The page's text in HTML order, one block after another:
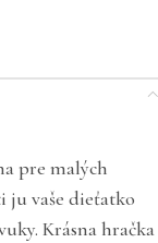
pre malých
ju vaše dieťatko
Krásna hračka